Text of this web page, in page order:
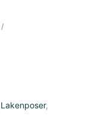
/
Lakenposer,